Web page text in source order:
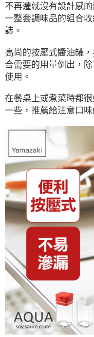
不再遷就沒有設計感
一整套調味品的組合
誌。
高尚的按壓式醬油罐
合需要的用量倒出，
使用。
在餐桌上或煮菜時都
一些，推薦給注意口味